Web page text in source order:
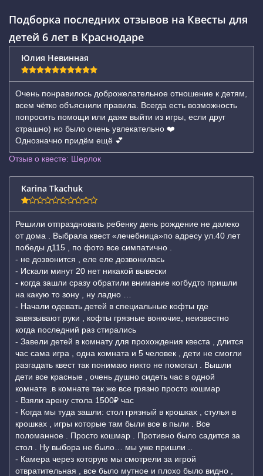
Подборка последних отзывов на Квесты для
детей 6 лет в Краснодаре
Юлия Невинная
Очень понравилось доброжелательное отношение к детям,
всем чётко объяснили правила. Всегда есть возможность
попросить помощи или даже выйти из игры, если друг
страшно) но было очень увлекательно ❤️
Однозначно придём ещё 💕
Отзыв о квесте: Шерлок
Karina Tkachuk
Решили отпраздновать ребенку день рождение не далеко
от дома . Выбрала квест «лечебница»по адресу ул.40 лет
победы д115 , по фото все симпатично .
- не дозвонится , еле еле дозвонилась
- Искали минут 20 нет никакой вывески
- когда зашли сразу обратили внимание когбудто пришли
на какую то зону , ну ладно …
- Начали одевать детей в специальные кофты где
завязывают руки , кофты грязные вонючие, неизвестно
когда последний раз стирались
- Завели детей в комнату для прохождения квеста , длится
час сама игра , одна комната и 5 человек , дети не смогли
разгадать квест так понимаю никто не помогал . Вышли
дети все красные , очень душно сидеть час в одной
комнате .в комнате так же все грязно просто кошмар
- Взяли арену стола 1500₽ час
- Когда мы туда зашли: стол грязный в крошках , стулья в
крошках , игры которые там были все в пыли . Все
поломанное . Просто кошмар . Противно было садится за
стол . Ну выбора не было… мы уже пришли ..
- Камера через которую мы смотрели за игрой
отвратительная , все было мутное и плохо было видно ,